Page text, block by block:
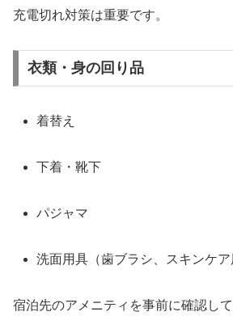
充電切れ対策は重要です。
衣類・身の回り品
着替え
下着・靴下
パジャマ
洗面用具（歯ブラシ、スキンケア
宿泊先のアメニティを事前に確認し